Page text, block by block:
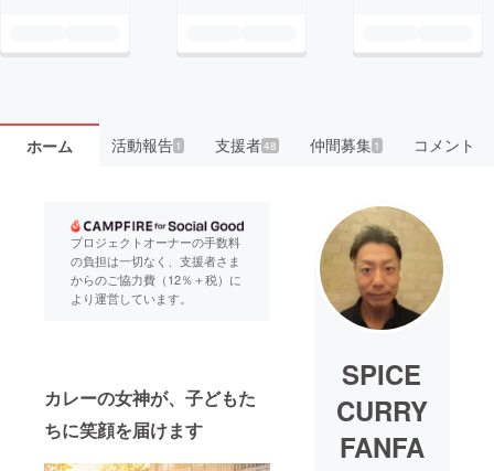
ホーム 活動報告1 支援者48 仲間募集 1 コメント
プロジェクトオーナーの手数料
の負担は一切なく、支援者さま
からのご協力費（12％＋税）に
より運営しています。
カレーの女神が、子どもた
ちに笑顔を届けます
SPICE
CURRY
FANFA